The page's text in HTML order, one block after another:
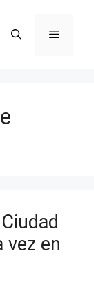
Menú
vez en